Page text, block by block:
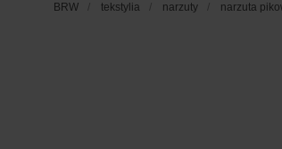
BRW tekstylia narzuty narzuta